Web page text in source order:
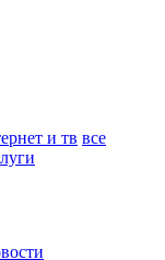
и тв все